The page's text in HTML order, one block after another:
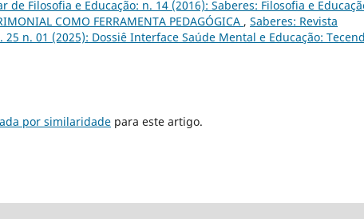
Filosofia e Educação: n. 14 (2016): Saberes: Filosofia e
COMO FERRAMENTA PEDAGÓGICA , Saberes: Revista
n. 01 (2025): Dossiê Interface Saúde Mental e Educação:
por similaridade para este artigo.